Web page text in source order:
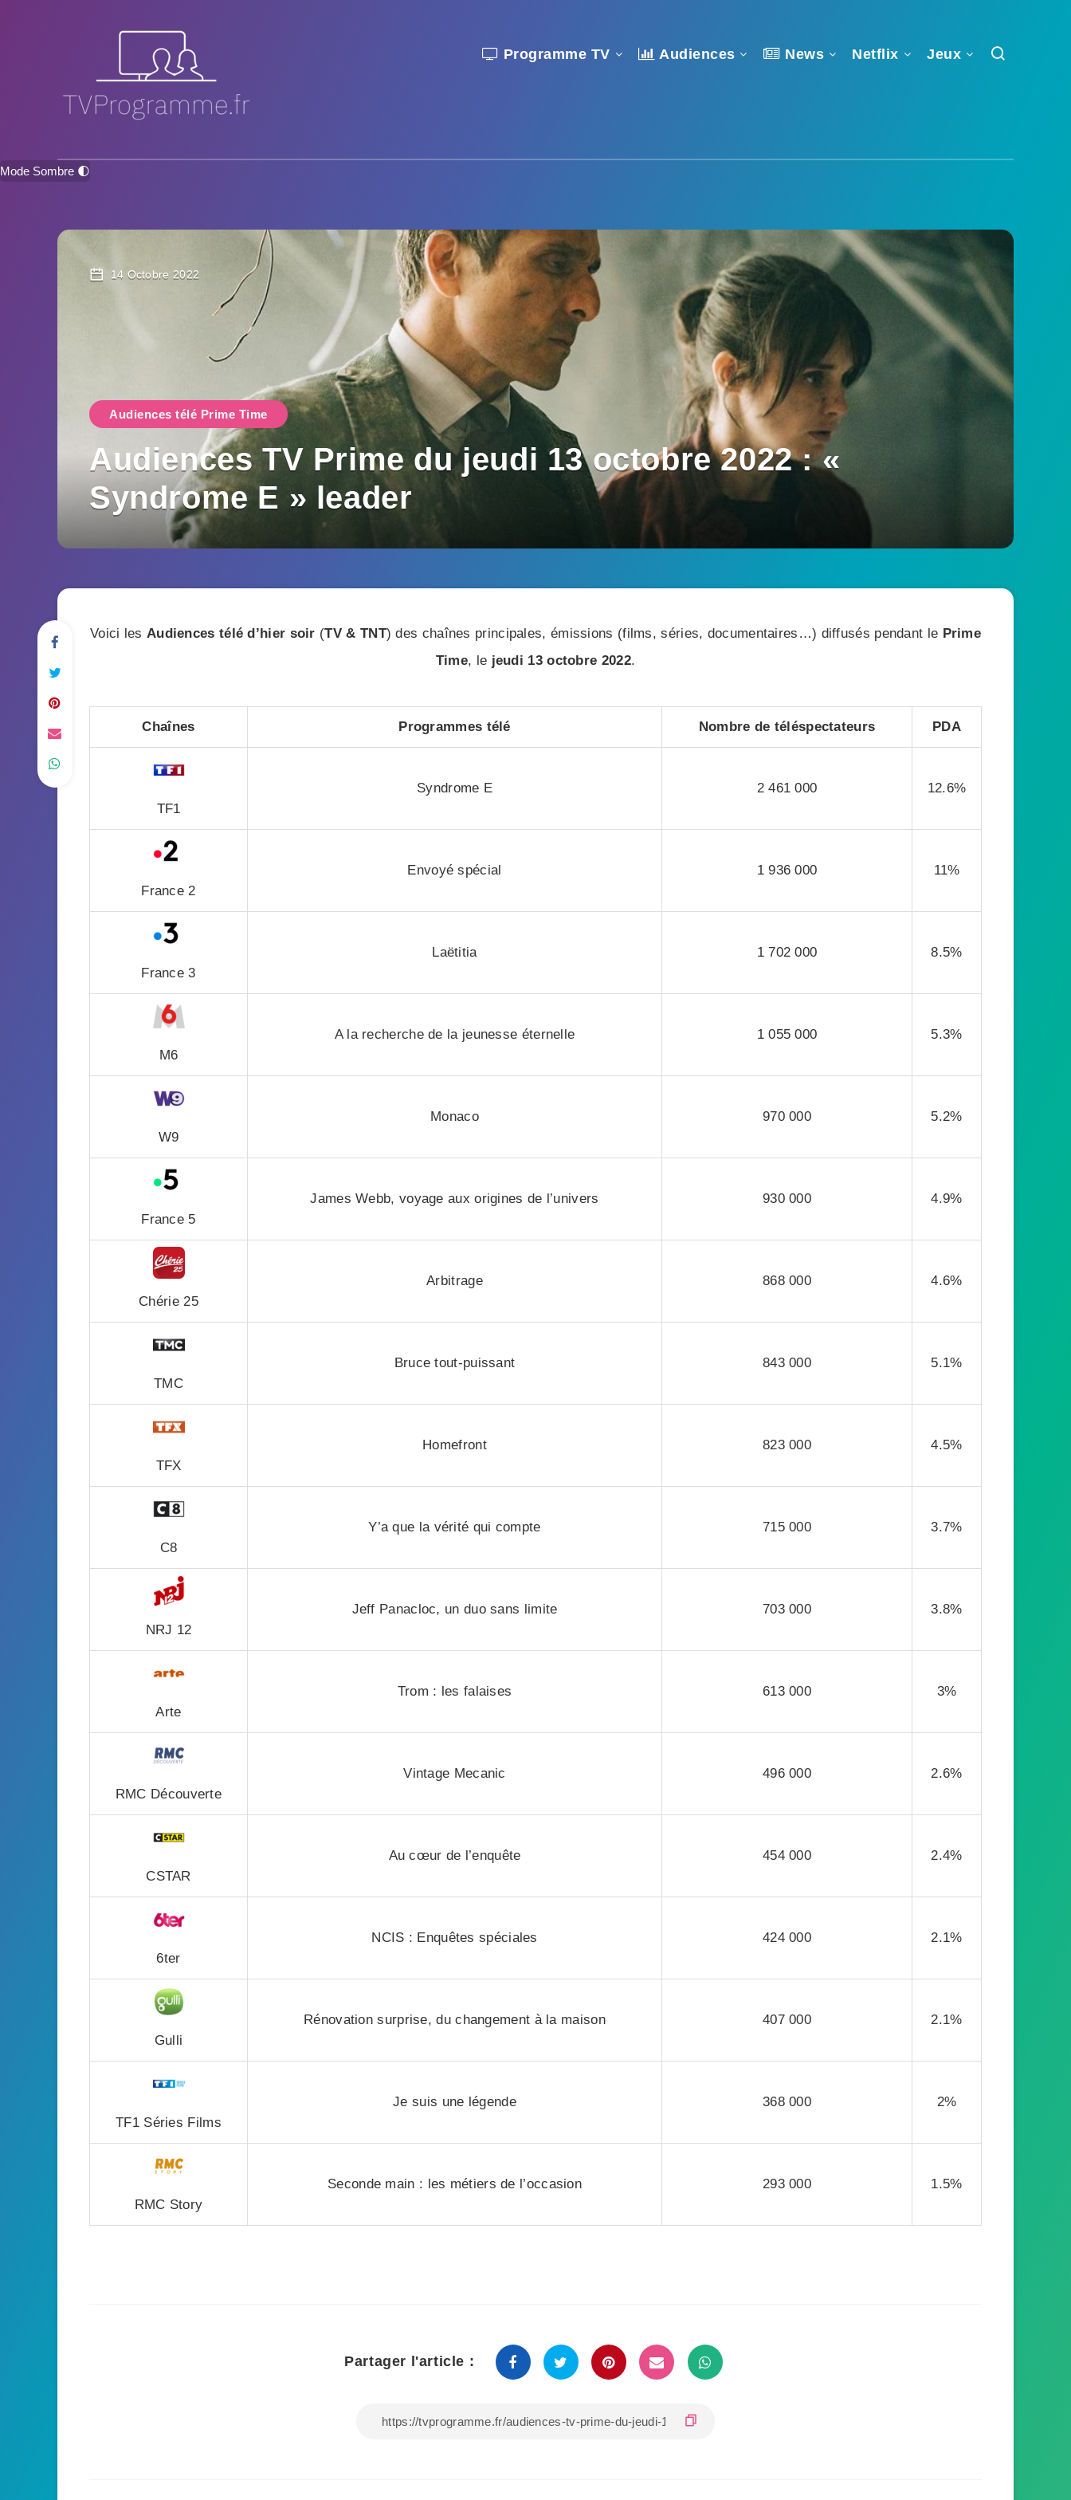
Programme TV Audiences News Netflix Jeux
Mode Sombre 🌓
14 Octobre 2022
Audiences télé Prime Time
Audiences TV Prime du jeudi 13 octobre 2022 : «
Syndrome E » leader
Voici les Audiences télé d’hier soir (TV & TNT) des chaînes principales, émissions (films, séries, documentaires…) diffusés pendant le Prime
Time, le jeudi 13 octobre 2022.
Chaînes Programmes télé Nombre de téléspectateurs PDA
TF1
Syndrome E 2 461 000 12.6%
France 2
Envoyé spécial 1 936 000 11%
France 3
Laëtitia 1 702 000 8.5%
M6
A la recherche de la jeunesse éternelle 1 055 000 5.3%
W9
Monaco 970 000 5.2%
France 5
James Webb, voyage aux origines de l’univers 930 000 4.9%
Chérie 25
Arbitrage 868 000 4.6%
TMC
Bruce tout-puissant 843 000 5.1%
TFX
Homefront 823 000 4.5%
C8
Y’a que la vérité qui compte 715 000 3.7%
NRJ 12
Jeff Panacloc, un duo sans limite 703 000 3.8%
Arte
Trom : les falaises 613 000 3%
RMC Découverte
Vintage Mecanic 496 000 2.6%
CSTAR
Au cœur de l’enquête 454 000 2.4%
6ter
NCIS : Enquêtes spéciales 424 000 2.1%
Gulli
Rénovation surprise, du changement à la maison 407 000 2.1%
TF1 Séries Films
Je suis une légende 368 000 2%
RMC Story
Seconde main : les métiers de l’occasion 293 000 1.5%
Partager l'article :